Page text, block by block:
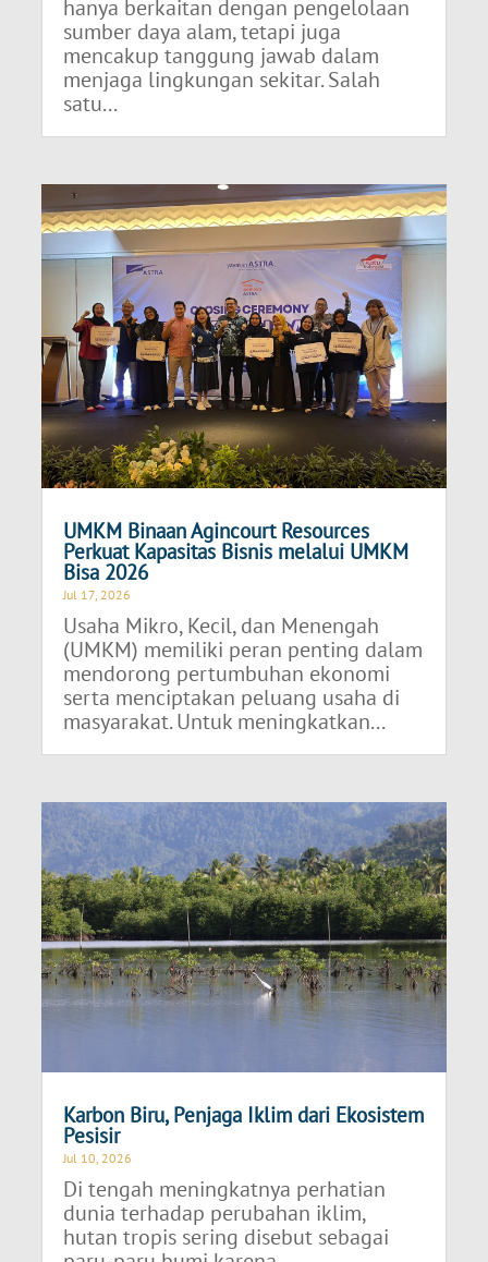
hanya berkaitan dengan pengelolaan
sumber daya alam, tetapi juga
mencakup tanggung jawab dalam
menjaga lingkungan sekitar. Salah
satu...
UMKM Binaan Agincourt Resources
Perkuat Kapasitas Bisnis melalui UMKM
Bisa 2026
Jul 17, 2026
Usaha Mikro, Kecil, dan Menengah
(UMKM) memiliki peran penting dalam
mendorong pertumbuhan ekonomi
serta menciptakan peluang usaha di
masyarakat. Untuk meningkatkan...
Karbon Biru, Penjaga Iklim dari Ekosistem
Pesisir
Jul 10, 2026
Di tengah meningkatnya perhatian
dunia terhadap perubahan iklim,
hutan tropis sering disebut sebagai